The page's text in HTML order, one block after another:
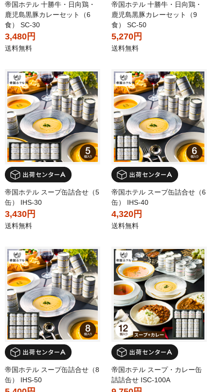
帝国ホテル 十勝牛・日向鶏・
鹿児島黒豚カレーセット（6
食） SC-30
3,480円
送料無料
帝国ホテル 十勝牛・日向鶏・
鹿児島黒豚カレーセット（9
食） SC-50
5,270円
送料無料
帝国ホテル スープ缶詰合せ（5
缶） IHS-30
3,430円
送料無料
帝国ホテル スープ缶詰合せ（6
缶） IHS-40
4,320円
送料無料
帝国ホテル スープ缶詰合せ（8
缶） IHS-50
帝国ホテル スープ・カレー缶
詰詰合せ ISC-100A